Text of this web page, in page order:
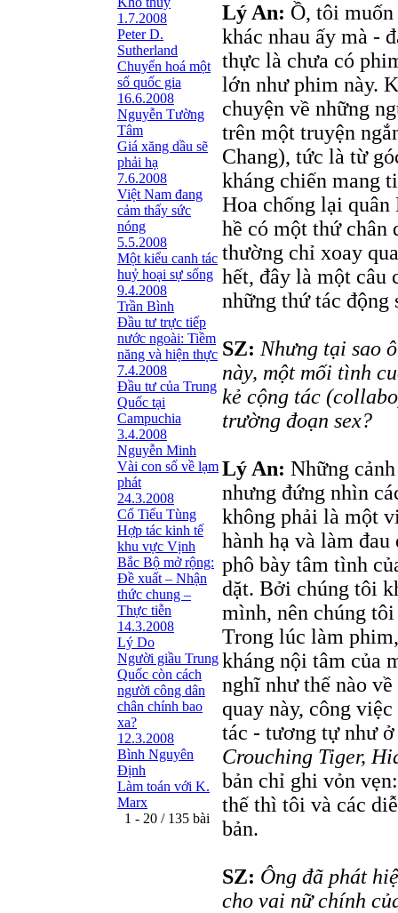
1.7.2008
Peter D.
Sutherland
Chuyển hoá một
số quốc gia
16.6.2008
Nguyễn Tường
Tâm
Giá xăng dầu sẽ
phải hạ
7.6.2008
Việt Nam đang
cảm thấy sức
nóng
5.5.2008
Một kiểu canh tác
huỷ hoại sự sống
9.4.2008
Trần Bình
Đầu tư trực tiếp
nước ngoài: Tiềm
năng và hiện thực
7.4.2008
Đầu tư của Trung
Quốc tại
Campuchia
3.4.2008
Nguyễn Minh
Vài con số về lạm
phát
24.3.2008
Cổ Tiểu Tùng
Hợp tác kinh tế
khu vực Vịnh
Bắc Bộ mở rộng:
Đề xuất – Nhận
thức chung –
Thực tiễn
14.3.2008
Lý Do
Người giầu Trung
Quốc còn cách
người công dân
chân chính bao
xa?
12.3.2008
Bình Nguyên
Định
Làm toán với K.
Marx
1 - 20 / 135 bài
Lý An: Ồ, tôi
khác nhau ấy mà -
thực là chưa có
lớn như phim này.
chuyện về những
trên một truyện
Chang), tức là từ
kháng chiến mang
Hoa chống lại
hề có một thứ chân
thường chỉ xoay
hết, đây là một câu
những thứ tác động
SZ: Nhưng tại sao
này, một mối tình
kẻ cộng tác
trường đoạn sex?
Lý An: Những
nhưng đứng nhìn
không phải là một
hành hạ và làm
phô bày tâm tình
dặt. Bởi chúng tôi
mình, nên chúng
Trong lúc làm
kháng nội tâm của
nghĩ như thế nào
quay này, công
tác - tương tự như
Crouching Tiger,
bản chỉ ghi vỏn
thế thì tôi và các
bản.
SZ: Ông đã phát
cho vai nữ chính